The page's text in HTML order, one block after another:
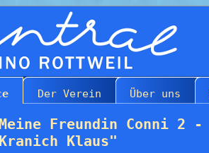
Der Verein Über uns
Freundin Conni 2 -
Klaus"